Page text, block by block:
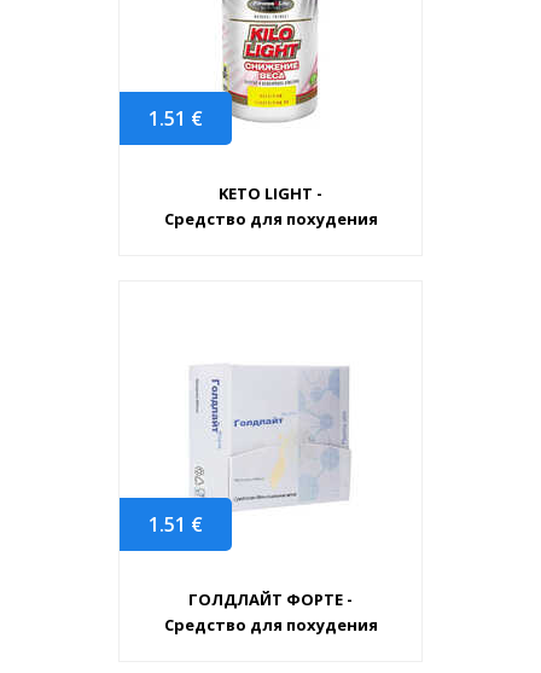
1.51 €
KETO LIGHT -
Средство для похудения
1.51 €
ГОЛДЛАЙТ ФОРТЕ -
Средство для похудения